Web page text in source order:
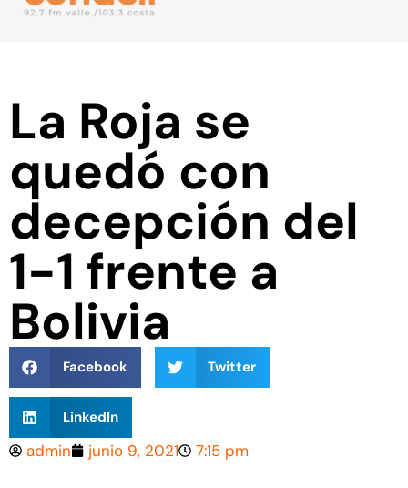
La Roja se
quedó con
decepción del
1-1 frente a
Bolivia
Facebook Twitter
LinkedIn
admin junio 9, 2021 7:15 pm